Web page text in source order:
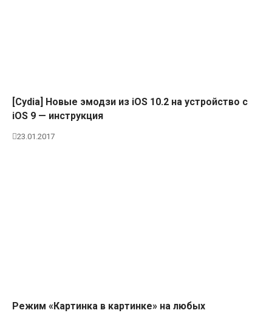
[Cydia] Новые эмодзи из iOS 10.2 на устройство с
iOS 9 — инструкция
23.01.2017
Режим «Картинка в картинке» на любых